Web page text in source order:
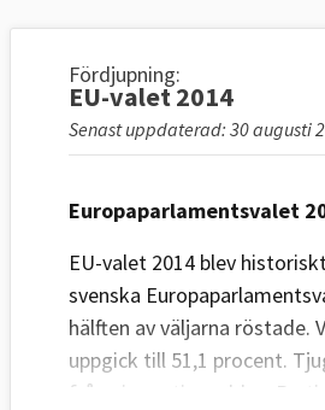
Fördjupning:
EU-valet 2014
Senast uppdaterad: 30 augusti
Europaparlamentsvalet
EU-valet 2014 blev
svenska
hälften av väljarna röstade.
uppgick till 51,1 procent.
från nio partier valdes.